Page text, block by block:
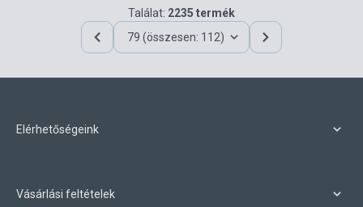
Találat: 2235 termék
79 (összesen: 112)
Elérhetőségeink
Vásárlási feltételek